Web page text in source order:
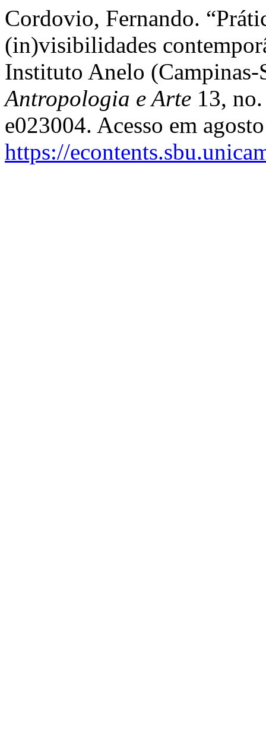
Cordovio, Fernando.
(in)visibilidades
Instituto Anelo
Antropologia e Arte 13,
e023004. Acesso em
https://